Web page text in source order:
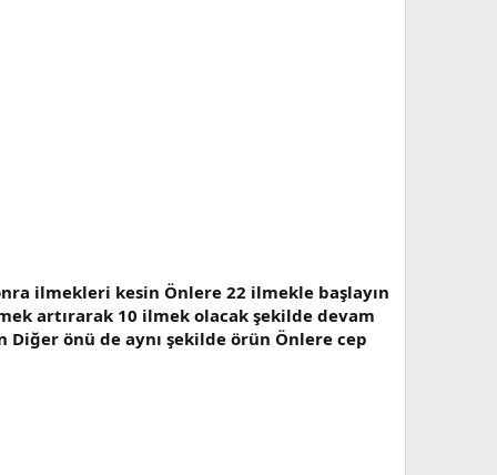
ilmekleri kesin Önlere 22 ilmekle başlayın
artırarak 10 ilmek olacak şekilde devam
önü de aynı şekilde örün Önlere cep